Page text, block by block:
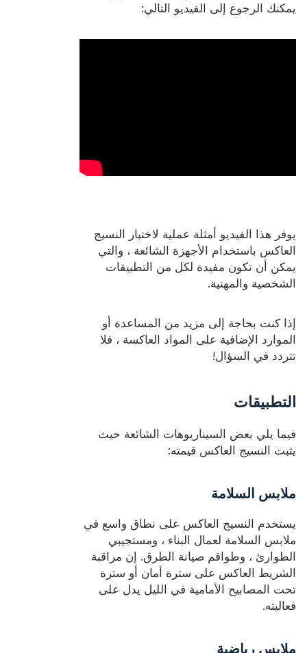
يمكنك الرجوع إلى الفيديو التالي:
يوفر هذا الفيديو أمثلة عملية لاختبار النسيج
العاكس باستخدام الأجهزة الشائعة ، والتي
يمكن أن تكون مفيدة لكل من التطبيقات
الشخصية والمهنية.
إذا كنت بحاجة إلى مزيد من المساعدة أو
الموارد الإضافية على المواد العاكسة ، فلا
تتردد في السؤال!
التطبيقات
فيما يلي بعض السيناريوهات الشائعة حيث
يثبت النسيج العاكس قيمته:
ملابس السلامة
يستخدم النسيج العاكس على نطاق واسع في
ملابس السلامة لعمال البناء ، ومستجيبي
الطوارئ ، وطواقم صيانة الطرق. إن مراقبة
الشريط العاكس على سترة أمان أو سترة
تحت المصابيح الأمامية في الليل يدل على
فعاليته.
ملابس رياضية